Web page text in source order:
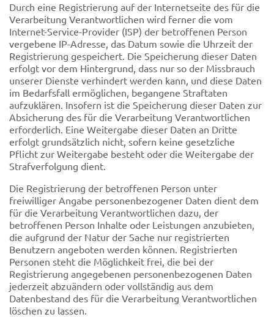
Durch eine Registrierung auf der Internetseite des für die
Verarbeitung Verantwortlichen wird ferner die vom
Internet-Service-Provider (ISP) der betroffenen Person
vergebene IP-Adresse, das Datum sowie die Uhrzeit der
Registrierung gespeichert. Die Speicherung dieser Daten
erfolgt vor dem Hintergrund, dass nur so der Missbrauch
unserer Dienste verhindert werden kann, und diese Daten
im Bedarfsfall ermöglichen, begangene Straftaten
aufzuklären. Insofern ist die Speicherung dieser Daten zur
Absicherung des für die Verarbeitung Verantwortlichen
erforderlich. Eine Weitergabe dieser Daten an Dritte
erfolgt grundsätzlich nicht, sofern keine gesetzliche
Pflicht zur Weitergabe besteht oder die Weitergabe der
Strafverfolgung dient.
Die Registrierung der betroffenen Person unter
freiwilliger Angabe personenbezogener Daten dient dem
für die Verarbeitung Verantwortlichen dazu, der
betroffenen Person Inhalte oder Leistungen anzubieten,
die aufgrund der Natur der Sache nur registrierten
Benutzern angeboten werden können. Registrierten
Personen steht die Möglichkeit frei, die bei der
Registrierung angegebenen personenbezogenen Daten
jederzeit abzuändern oder vollständig aus dem
Datenbestand des für die Verarbeitung Verantwortlichen
löschen zu lassen.